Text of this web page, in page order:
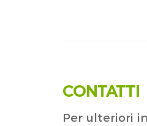
CONTATTI
Per ulteriori